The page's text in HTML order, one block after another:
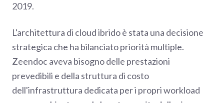
2019.
L'architettura di cloud ibrido è stata una decisione
strategica che ha bilanciato priorità multiple.
Zeendoc aveva bisogno delle prestazioni
prevedibili e della struttura di costo
dell'infrastruttura dedicata per i propri workload